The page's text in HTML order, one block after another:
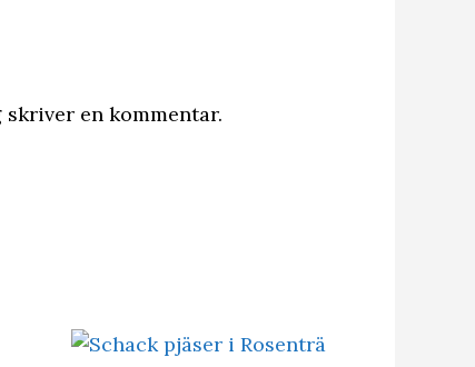
en kommentar.